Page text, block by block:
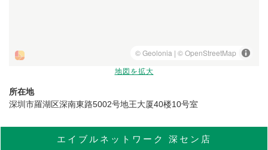
地図を拡大
所在地
深圳市羅湖区深南東路5002号地王大厦40楼10号室
エイブル ネットワーク 深セン店